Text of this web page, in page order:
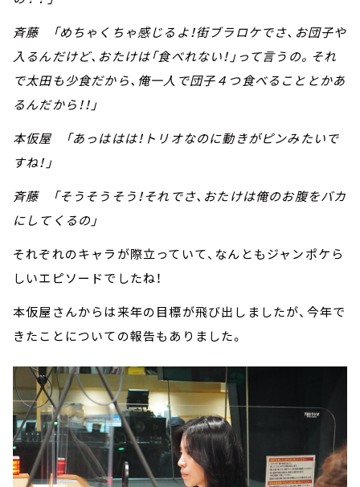
斉藤 「めちゃくちゃ感じるよ！街ブラロケでさ、お団子や
入るんだけど、おたけは「食べれない！」って言うの。それ
で太田も少食だから、俺一人で団子４つ食べることとかあ
るんだから！！」
本仮屋 「あっははは！トリオなのに動きがピンみたいで
すね！」
斉藤 「そうそうそう！それでさ、おたけは俺のお腹をバカ
にしてくるの」
それぞれのキャラが際立っていて、なんともジャンポケら
しいエピソードでしたね！
本仮屋さんからは来年の目標が飛び出しましたが、今年で
きたことについての報告もありました。